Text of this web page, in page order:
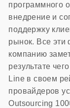
программного
внедрение и
поддержку
рынок. Все эти
компанию
результате
Line в своем
провайдеров
Outsourcing